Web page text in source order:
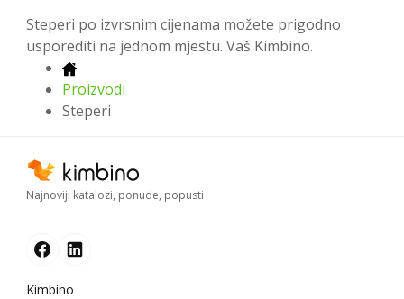
Steperi po izvrsnim cijenama možete prigodno
usporediti na jednom mjestu. Vaš Kimbino.
Proizvodi
Steperi
Najnoviji katalozi, ponude, popusti
Kimbino